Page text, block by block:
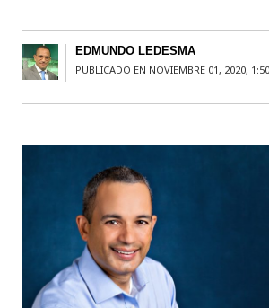
EDMUNDO LEDESMA
PUBLICADO EN NOVIEMBRE 01, 2020,